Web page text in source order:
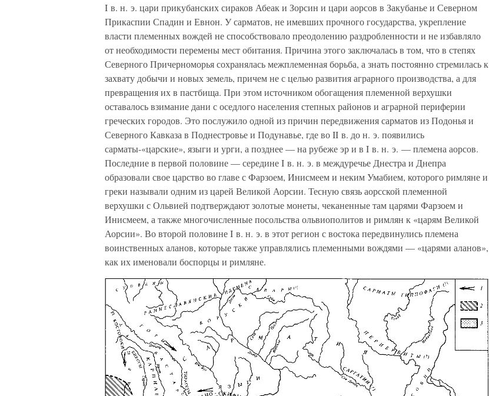
I в. н. э. цари прикубанских сираков Абеак и Зорсин и цари аорсов в Закубанье и Северном
Прикаспии Спадин и Евнон. У сарматов, не имевших прочного государства, укрепление
власти племенных вождей не способствовало преодолению раздробленности и не избавляло
от необходимости перемены мест обитания. Причина этого заключалась в том, что в степях
Северного Причерноморья сохранялась межплеменная борьба, а знать постоянно стремилась к
захвату добычи и новых земель, причем не с целью развития аграрного производства, а для
превращения их в пастбища. При этом источником обогащения племенной верхушки
оставалось взимание дани с оседлого населения степных районов и аграрной периферии
греческих городов. Это послужило одной из причин передвижения сарматов из Подонья и
Северного Кавказа в Поднестровье и Подунавье, где во II в. до н. э. появились
сарматы-«царские», языги и урги, а позднее — на рубеже эр и в I в. н. э. — племена аорсов.
Последние в первой половине — середине I в. н. э. в междуречье Днестра и Днепра
образовали свое царство во главе с Фарзоем, Инисмеем и неким Умабием, которого римляне и
греки называли одним из царей Великой Аорсии. Тесную связь аорсской племенной
верхушки с Ольвией подтверждают золотые монеты, чеканенные там царями Фарзоем и
Инисмеем, а также многочисленные посольства ольвиополитов и римлян к «царям Великой
Аорсии». Во второй половине I в. н. э. в этот регион с востока передвинулись племена
воинственных аланов, которые также управлялись племенными вождями — «царями аланов»,
как их именовали боспорцы и римляне.